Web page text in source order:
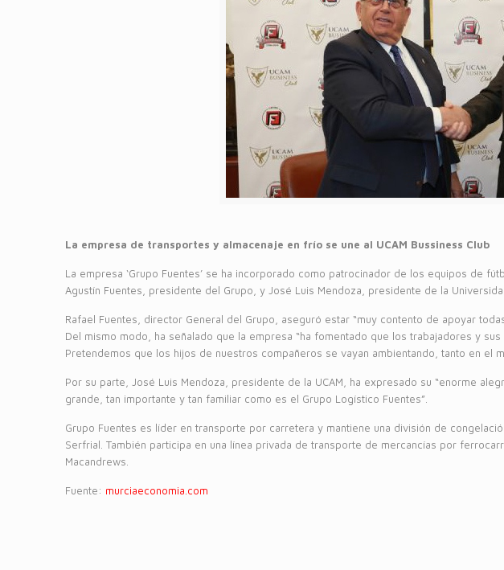
La empresa de transportes y almacenaje en frío se une al UCAM Bussiness Club
La empresa ‘Grupo Fuentes’ se ha incorporado como patrocinador de los equipos de
Agustín Fuentes, presidente del Grupo, y José Luis Mendoza, presidente de la
Rafael Fuentes, director General del Grupo, aseguró estar “muy contento de apoyar
Del mismo modo, ha señalado que la empresa “ha fomentado que los trabajadores y
Pretendemos que los hijos de nuestros compañeros se vayan ambientando, tanto en el
Por su parte, José Luis Mendoza, presidente de la UCAM, ha expresado su “enorme
grande, tan importante y tan familiar como es el Grupo Logístico Fuentes”.
Grupo Fuentes es líder en transporte por carretera y mantiene una división de
Serfrial. También participa en una línea privada de transporte de mercancías por
Macandrews.
Fuente: murciaeconomia.com